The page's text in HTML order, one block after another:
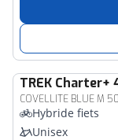
TREK Charter+
COVELLITE BLUE M
Hybride fiets
Unisex